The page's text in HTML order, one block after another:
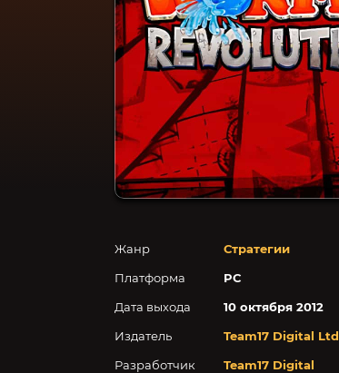
Жанр
Стратегии
Платформа
PC
Дата выхода
10 октября 2012
Издатель
Team17 Digital Ltd
Разработчик
Team17 Digital